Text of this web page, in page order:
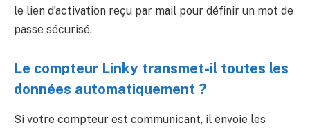
le lien d’activation reçu par mail pour définir un mot de
passe sécurisé.
Le compteur Linky transmet-il toutes les
données automatiquement ?
Si votre compteur est communicant, il envoie les